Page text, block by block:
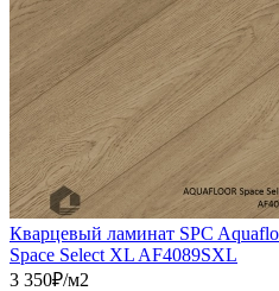
Кварцевый ламинат SPC
Space Select XL AF4089SXL
3 350₽/м2